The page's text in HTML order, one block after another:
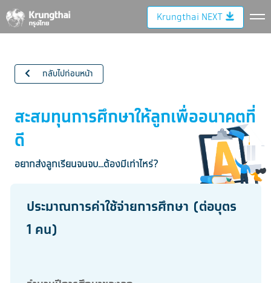
Krungthai NEXT
กลับไปก่อนหน้า
สะสมทุนการศึกษาให้ลูกเพื่ออนาคตที่
ดี
อยากส่งลูกเรียนจนจบ...ต้องมีเท่าไหร่?
ประมาณการค่าใช้จ่ายการศึกษา (ต่อบุตร
1 คน)